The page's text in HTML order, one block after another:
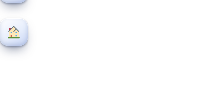
Convivência e Comunidade